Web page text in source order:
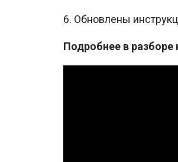
6. Обновлены
Подробнее в разборе